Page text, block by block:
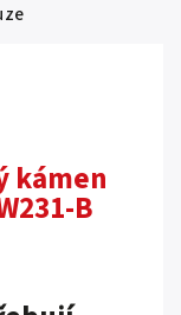
kámen
B